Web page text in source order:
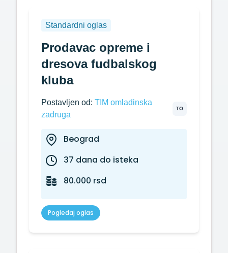
Standardni oglas
Prodavac opreme i
dresova fudbalskog
kluba
TO
Postavljen od: TIM omladinska
zadruga
Beograd
37 dana do isteka
80.000 rsd
Pogledaj oglas